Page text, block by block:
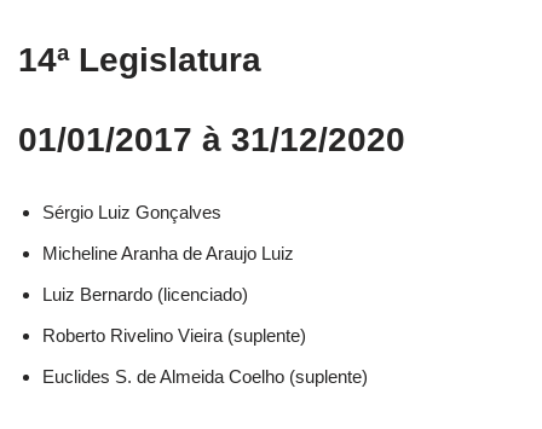
14ª Legislatura
01/01/2017 à 31/12/2020
Sérgio Luiz Gonçalves​
Micheline Aranha de Araujo Luiz​
Luiz Bernardo (licenciado)​
Roberto Rivelino Vieira (suplente)​
Euclides S. de Almeida Coelho (suplente)​